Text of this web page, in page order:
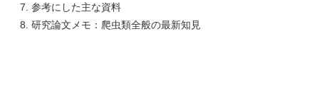
参考にした主な資料
研究論文メモ：爬虫類全般の最新知見